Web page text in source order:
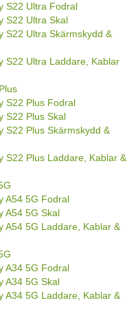
S22 Ultra Fodral
S22 Ultra Skal
S22 Ultra Skärmskydd &
S22 Ultra Laddare, Kablar
S22 Plus Fodral
S22 Plus Skal
S22 Plus Skärmskydd &
S22 Plus Laddare, Kablar &
A54 5G Fodral
A54 5G Skal
A54 5G Laddare, Kablar &
A34 5G Fodral
A34 5G Skal
A34 5G Laddare, Kablar &